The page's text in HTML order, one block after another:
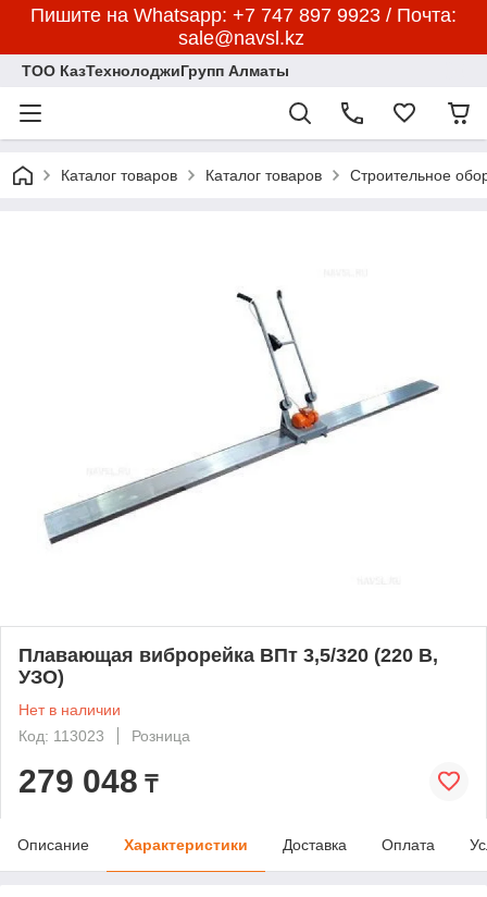
Пишите на Whatsapp: +7 747 897 9923 / Почта:
sale@navsl.kz
ТОО КазТехнолоджиГрупп Алматы
Каталог товаров Каталог товаров Строительное
Плавающая виброрейка ВПт 3,5/320 (220 В,
УЗО)
Нет в наличии
Код: 113023
Розница
279 048 ₸
Описание Характеристики Доставка Оплата